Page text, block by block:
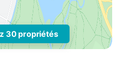
30 propriétés